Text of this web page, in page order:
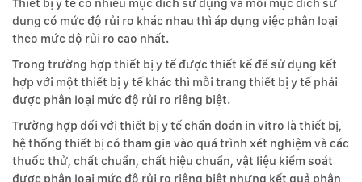
Thiết bị y tế có nhiều mục đích sử dụng và mỗi mục đích sử
dụng có mức độ rủi ro khác nhau thì áp dụng việc phân loại
theo mức độ rủi ro cao nhất.
Trong trường hợp thiết bị y tế được thiết kế để sử dụng kết
hợp với một thiết bị y tế khác thì mỗi trang thiết bị y tế phải
được phân loại mức độ rủi ro riêng biệt.
Trường hợp đối với thiết bị y tế chẩn đoán in vitro là thiết bị,
hệ thống thiết bị có tham gia vào quá trình xét nghiệm và các
thuốc thử, chất chuẩn, chất hiệu chuẩn, vật liệu kiểm soát
được phân loại mức độ rủi ro riêng biệt nhưng kết quả phân